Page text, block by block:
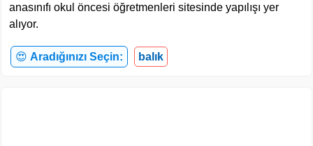
anasınıfı okul öncesi öğretmenleri sitesinde yapılışı yer
alıyor.
😍 Aradığınızı Seçin: balık